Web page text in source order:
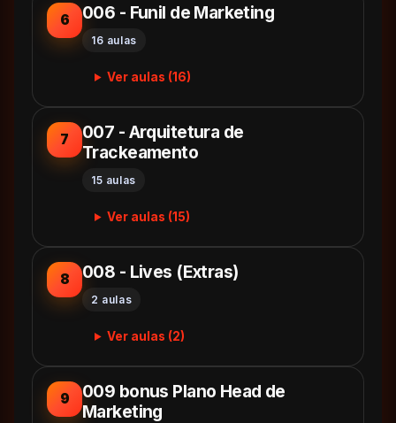
6 006 - Funil de Marketing
16 aulas
Ver aulas (16)
7
007 - Arquitetura de
Trackeamento
15 aulas
Ver aulas (15)
8 008 - Lives (Extras)
2 aulas
Ver aulas (2)
9
009 bonus Plano Head de
Marketing